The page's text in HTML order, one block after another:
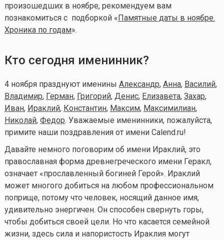
произошедших в ноябре, рекомендуем вам
познакомиться с подборкой «Памятные даты в ноябре.
Хроника по годам».
Кто сегодня именинник?
4 ноября празднуют именины Александр, Анна, Василий,
Владимир, Герман, Григорий, Денис, Елизавета, Захар,
Иван, Ираклий, Константин, Максим, Максимилиан,
Николай, Федор. Уважаемые именинники, пожалуйста,
примите наши поздравления от имени Calend.ru!
Давайте немного поговорим об имени Ираклий, это
православная форма древнегреческого имени Геракл,
означает «прославленный богиней Герой». Ираклий
может многого добиться на любом профессиональном
поприще, потому что человек, носящий данное имя,
удивительно энергичен. Он способен свернуть горы,
чтобы добиться своей цели. Но что касается семейной
жизни, здесь сила и напористость Ираклия могут